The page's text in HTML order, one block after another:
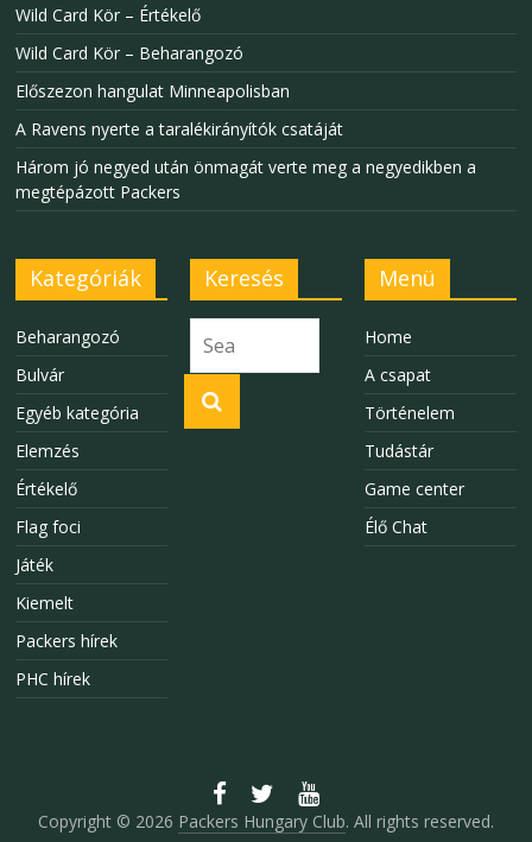
Wild Card Kör – Értékelő
Wild Card Kör – Beharangozó
Előszezon hangulat Minneapolisban
A Ravens nyerte a taralékirányítók csatáját
Három jó negyed után önmagát verte meg a negyedikben a
megtépázott Packers
Kategóriák
Beharangozó
Bulvár
Egyéb kategória
Elemzés
Értékelő
Flag foci
Játék
Kiemelt
Packers hírek
PHC hírek
Keresés Menü
Home
A csapat
Történelem
Tudástár
Game center
Élő Chat
Copyright © 2026 Packers Hungary Club. All rights reserved.